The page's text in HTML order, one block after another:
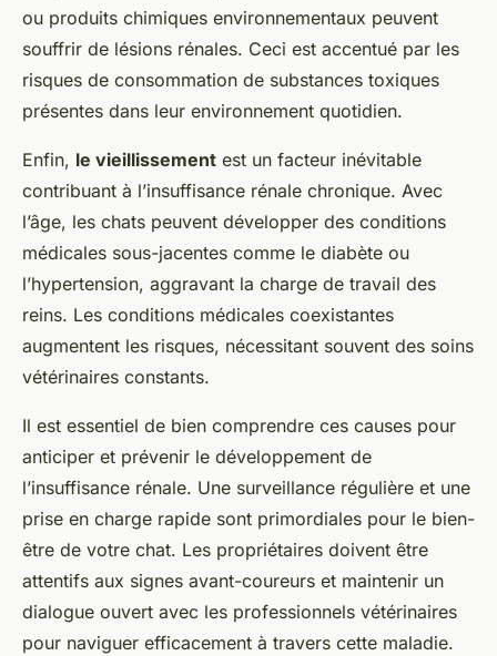
ou produits chimiques environnementaux peuvent
souffrir de lésions rénales. Ceci est accentué par les
risques de consommation de substances toxiques
présentes dans leur environnement quotidien.
Enfin, le vieillissement est un facteur inévitable
contribuant à l’insuffisance rénale chronique. Avec
l’âge, les chats peuvent développer des conditions
médicales sous-jacentes comme le diabète ou
l’hypertension, aggravant la charge de travail des
reins. Les conditions médicales coexistantes
augmentent les risques, nécessitant souvent des soins
vétérinaires constants.
Il est essentiel de bien comprendre ces causes pour
anticiper et prévenir le développement de
l’insuffisance rénale. Une surveillance régulière et une
prise en charge rapide sont primordiales pour le bien-
être de votre chat. Les propriétaires doivent être
attentifs aux signes avant-coureurs et maintenir un
dialogue ouvert avec les professionnels vétérinaires
pour naviguer efficacement à travers cette maladie.